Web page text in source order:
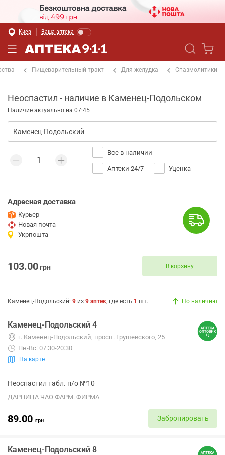
Киев Ваша аптека
Пищеварительный тракт Для желудка Спазмолитики
Неоспастил - наличие в Каменец-Подольском
Наличие актуально на 07:45
Все в наличии
Аптеки 24/7 Уценка
Адресная доставка
Курьер
Новая почта
Укрпошта
103.00грн В корзину
Каменец-Подольский: 9 из 9 аптек, где есть 1 шт. По наличию
Каменец-Подольский 4
г. Каменец-Подольский, просп. Грушевского, 25
Пн-Вс: 07:30-20:30
На карте
Неоспастил табл. п/о №10
ДАРНИЦА ЧАО ФАРМ. ФИРМА
89.00 грн Забронировать
Каменец-Подольский 8